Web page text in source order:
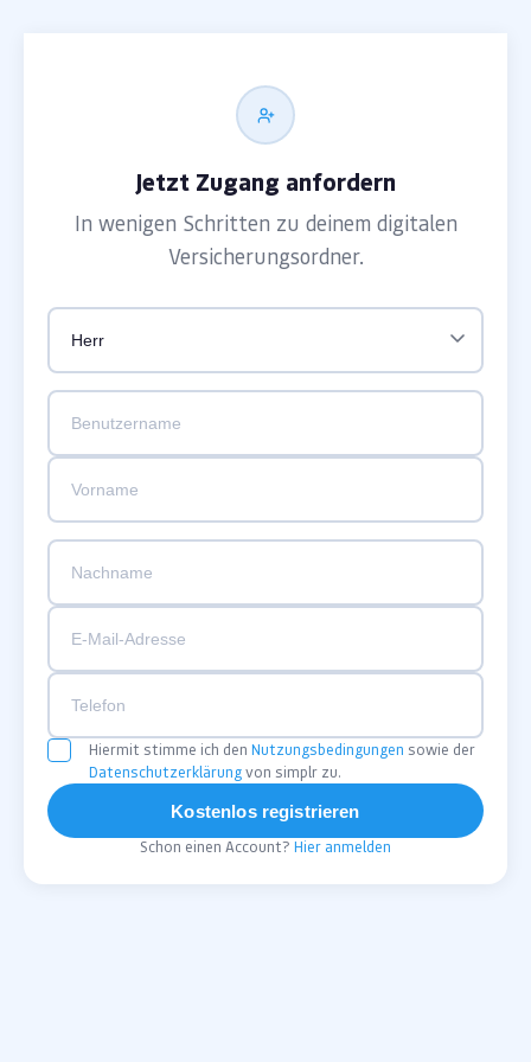
Jetzt Zugang anfordern
In wenigen Schritten zu deinem digitalen
Versicherungsordner.
Hiermit stimme ich den Nutzungsbedingungen sowie der
Datenschutzerklärung von simplr zu.
Kostenlos registrieren
Schon einen Account? Hier anmelden